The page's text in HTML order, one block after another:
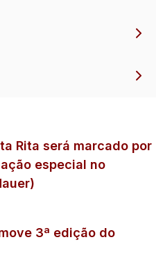
Rita será marcado por
especial no
3ª edição do